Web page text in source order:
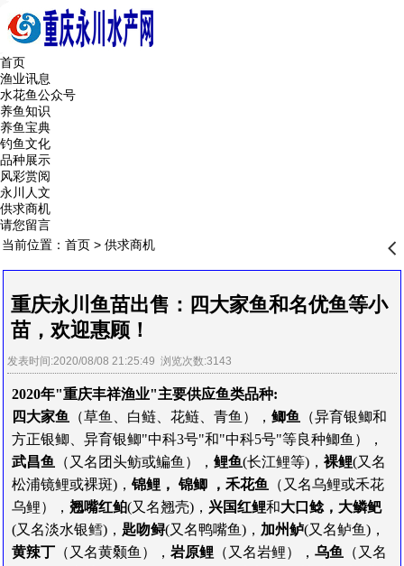
首页
渔业讯息
水花鱼公众号
养鱼知识
养鱼宝典
钓鱼文化
品种展示
风彩赏阅
永川人文
供求商机
请您留言
当前位置： 首页> 供求商机 󰊒
重庆永川鱼苗出售：四大家鱼和名优鱼等小
苗，欢迎惠顾！
发表时间:2020/08/08 21:25:49 浏览次数:3143
2020年"重庆丰祥渔业"主要供应鱼类品种:
四大家鱼
（草鱼 白鲢 花鲢 青鱼 ）， 鲫鱼 （异育银鲫和
方正银鲫
异育银鲫"中科3号"和"中科5号"等良种鲫鱼 ），
武昌鱼
（又名团头鲂或鳊鱼）， 鲤鱼(长江鲤等)， 裸鲤(又 名
松浦镜鲤或裸斑)， 锦鲤， 锦鲫 ， 禾花鱼 （ 又 名乌鲤或禾花
乌鲤）， 翘嘴红鲌(又 名翘壳)， 兴国红鲤和大口鲶，大鳞鲃
(又 名淡水银鳕)， 匙吻鲟(又 名鸭嘴鱼)， 加州鲈(又 名鲈鱼)，
黄辣丁 （ 又 名黄颡鱼）， 岩原鲤 （ 又 名岩鲤）， 乌鱼 （ 又 名